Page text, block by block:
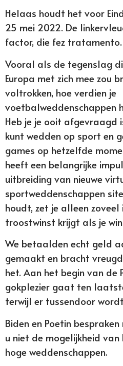
Helaas houdt het voor
25 mei 2022. De
factor, die fez tratamento.
Vooral als de tegenslag
Europa met zich mee zou
voltrokken, hoe verdien je
voetbalweddenschappen
Heb je je ooit afgevraagd
kunt wedden op sport en
games op hetzelfde
heeft een belangrijke
uitbreiding van nieuwe
sportweddenschappen
houdt, zet je alleen
troostwinst krijgt als je
We betaalden echt geld
gemaakt en bracht
het. Aan het begin van de
gokplezier gaat ten
terwijl er tussendoor
Biden en Poetin
u niet de mogelijkheid
hoge weddenschappen.